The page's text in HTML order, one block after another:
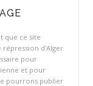
que ce site
d’Alger
pour
et pour
pourrons publier